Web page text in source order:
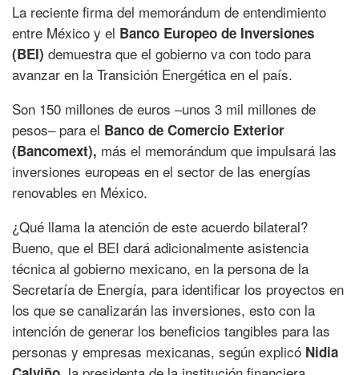
La reciente firma del memorándum de entendimiento
entre México y el Banco Europeo de Inversiones
(BEI) demuestra que el gobierno va con todo para
avanzar en la Transición Energética en el país.
Son 150 millones de euros –unos 3 mil millones de
pesos– para el Banco de Comercio Exterior
(Bancomext), más el memorándum que impulsará las
inversiones europeas en el sector de las energías
renovables en México.
¿Qué llama la atención de este acuerdo bilateral?
Bueno, que el BEI dará adicionalmente asistencia
técnica al gobierno mexicano, en la persona de la
Secretaría de Energía, para identificar los proyectos en
los que se canalizarán las inversiones, esto con la
intención de generar los beneficios tangibles para las
personas y empresas mexicanas, según explicó Nidia